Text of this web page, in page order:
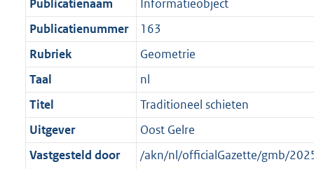
t
a
t
b
Publicatienaam
Informatieobject
Publicatienummer
163
Rubriek
Geometrie
Taal
nl
Titel
Traditioneel schieten
Uitgever
Oost Gelre
Vastgesteld door
/akn/nl/officialGazette/gmb/